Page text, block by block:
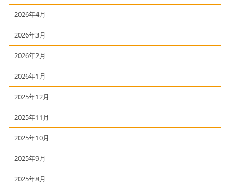
2026年4月
2026年3月
2026年2月
2026年1月
2025年12月
2025年11月
2025年10月
2025年9月
2025年8月